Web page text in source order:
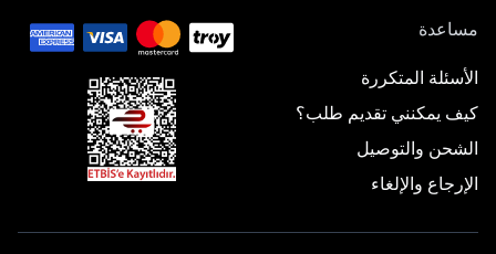
مساعدة
الأسئلة المتكررة
كيف يمكنني تقديم طلب؟
الشحن والتوصيل
الإرجاع والإلغاء